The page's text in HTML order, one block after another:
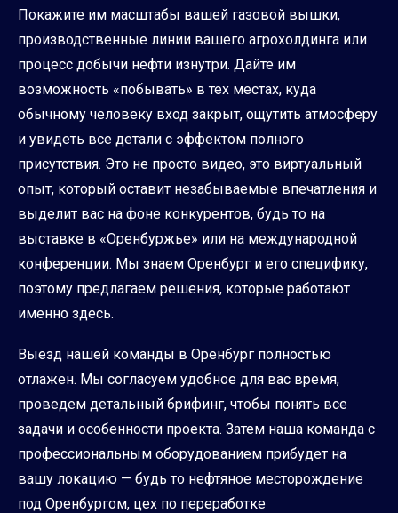
Покажите им масштабы вашей газовой вышки,
производственные линии вашего агрохолдинга или
процесс добычи нефти изнутри. Дайте им
возможность «побывать» в тех местах, куда
обычному человеку вход закрыт, ощутить атмосферу
и увидеть все детали с эффектом полного
присутствия. Это не просто видео, это виртуальный
опыт, который оставит незабываемые впечатления и
выделит вас на фоне конкурентов, будь то на
выставке в «Оренбуржье» или на международной
конференции. Мы знаем Оренбург и его специфику,
поэтому предлагаем решения, которые работают
именно здесь.
Выезд нашей команды в Оренбург полностью
отлажен. Мы согласуем удобное для вас время,
проведем детальный брифинг, чтобы понять все
задачи и особенности проекта. Затем наша команда с
профессиональным оборудованием прибудет на
вашу локацию — будь то нефтяное месторождение
под Оренбургом, цех по переработке